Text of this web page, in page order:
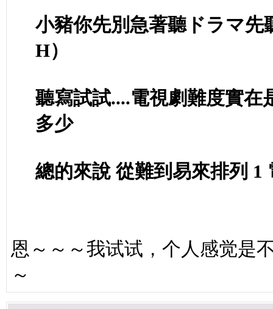
小豬你先別急著聽ドラマ先
H）
聽寫試試....電視劇難度實在
多少
總的來說 從難到易來排列 1
恩～～～我试试，个人感觉是
～